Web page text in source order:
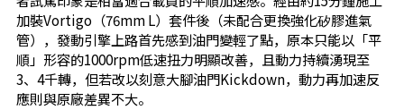
加裝Vortigo（76mm L）套件後（未配合更換強化矽膠進氣
管），發動引擎上路首先感到油門變輕了點，原本只能以「平
順」形容的1000rpm低速扭力明顯改善，且動力持續湧現至
3、4千轉，但若改以刻意大腳油門Kickdown，動力再加速反
應則與原廠差異不大。